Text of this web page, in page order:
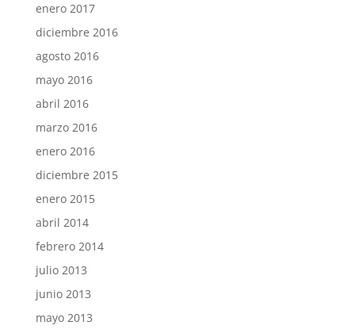
enero 2017
diciembre 2016
agosto 2016
mayo 2016
abril 2016
marzo 2016
enero 2016
diciembre 2015
enero 2015
abril 2014
febrero 2014
julio 2013
junio 2013
mayo 2013